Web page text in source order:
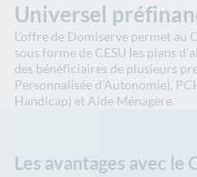
Universel
L’offre de Domiserve permet au
sous forme de CESU les plans
des bénéficiaires de plusieurs
Personnalisée d’Autonomie),
Handicap) et Aide Ménagère.
Les avantages avec le